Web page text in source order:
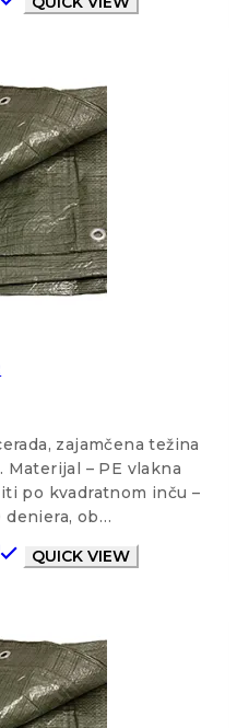
zajamčena težina
Materijal – PE vlakna
po kvadratnom inču –
deniera, ob…
QUICK VIEW